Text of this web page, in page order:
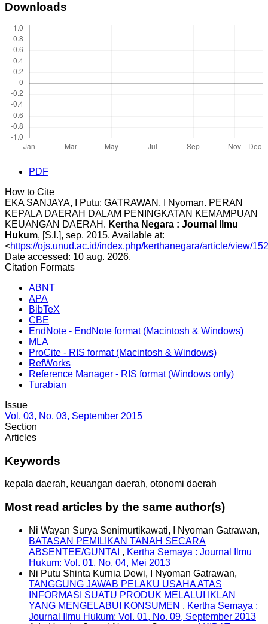
Downloads
PDF
How to Cite
EKA SANJAYA, I Putu; GATRAWAN, I Nyoman. PERAN
KEPALA DAERAH DALAM PENINGKATAN KEMAMPUAN
KEUANGAN DAERAH. Kertha Negara : Journal Ilmu
Hukum, [S.l.], sep. 2015. Available at:
<https://ojs.unud.ac.id/index.php/kerthanegara/article/view/
Date accessed: 10 aug. 2026.
Citation Formats
ABNT
APA
BibTeX
CBE
EndNote - EndNote format (Macintosh & Windows)
MLA
ProCite - RIS format (Macintosh & Windows)
RefWorks
Reference Manager - RIS format (Windows only)
Turabian
Issue
Vol. 03, No. 03, September 2015
Section
Articles
Keywords
kepala daerah, keuangan daerah, otonomi daerah
Most read articles by the same author(s)
Ni Wayan Surya Senimurtikawati, I Nyoman Gatrawan,
BATASAN PEMILIKAN TANAH SECARA
ABSENTEE/GUNTAI , Kertha Semaya : Journal Ilmu
Hukum: Vol. 01, No. 04, Mei 2013
Ni Putu Shinta Kurnia Dewi, I Nyoman Gatrawan,
TANGGUNG JAWAB PELAKU USAHA ATAS
INFORMASI SUATU PRODUK MELALUI IKLAN
YANG MENGELABUI KONSUMEN , Kertha Semaya :
Journal Ilmu Hukum: Vol. 01, No. 09, September 2013